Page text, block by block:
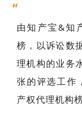
“
由知产宝&知
榜，以诉讼数
理机构的业务
张的评选工作
产权代理机构